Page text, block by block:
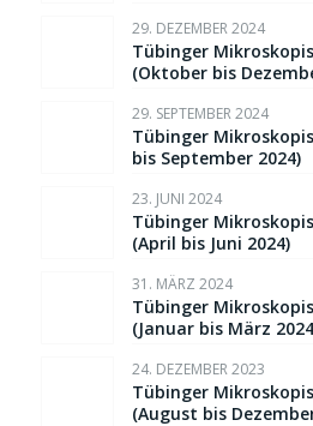
29. DEZEMBER 2024
Tübinger
(Oktober bis
29. SEPTEMBER 2024
Tübinger
bis September 2024)
23. JUNI 2024
Tübinger
(April bis Juni 2024)
31. MÄRZ 2024
Tübinger
(Januar bis März
24. DEZEMBER 2023
Tübinger
(August bis